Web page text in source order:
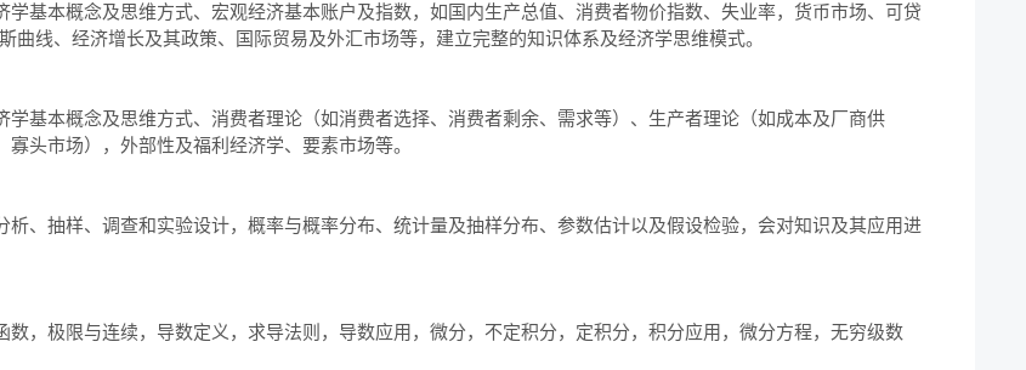
基本概念及思维方式、宏观经济基本账户及指数，如国内生产总值、消费者物价指数、失业率，货币市场、可贷
线、经济增长及其政策、国际贸易及外汇市场等，建立完整的知识体系及经济学思维模式。
基本概念及思维方式、消费者理论（如消费者选择、消费者剩余、需求等）、生产者理论（如成本及厂商供
头市场），外部性及福利经济学、要素市场等。
、抽样、调查和实验设计，概率与概率分布、统计量及抽样分布、参数估计以及假设检验，会对知识及其应用进
，极限与连续，导数定义，求导法则，导数应用，微分，不定积分，定积分，积分应用，微分方程，无穷级数